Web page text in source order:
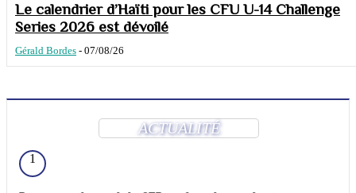
Le calendrier d’Haïti pour les CFU U-14 Challenge
Series 2026 est dévoilé
Gérald Bordes - 07/08/26
ACTUALITÉ
1